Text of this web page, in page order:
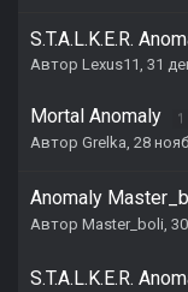
S.T.A.L.K.E.R.
Автор Lexus11, 31
Mortal Anomaly 1
Автор Grelka, 28
Anomaly
Автор Master_boli,
S.T.A.L.K.E.R.